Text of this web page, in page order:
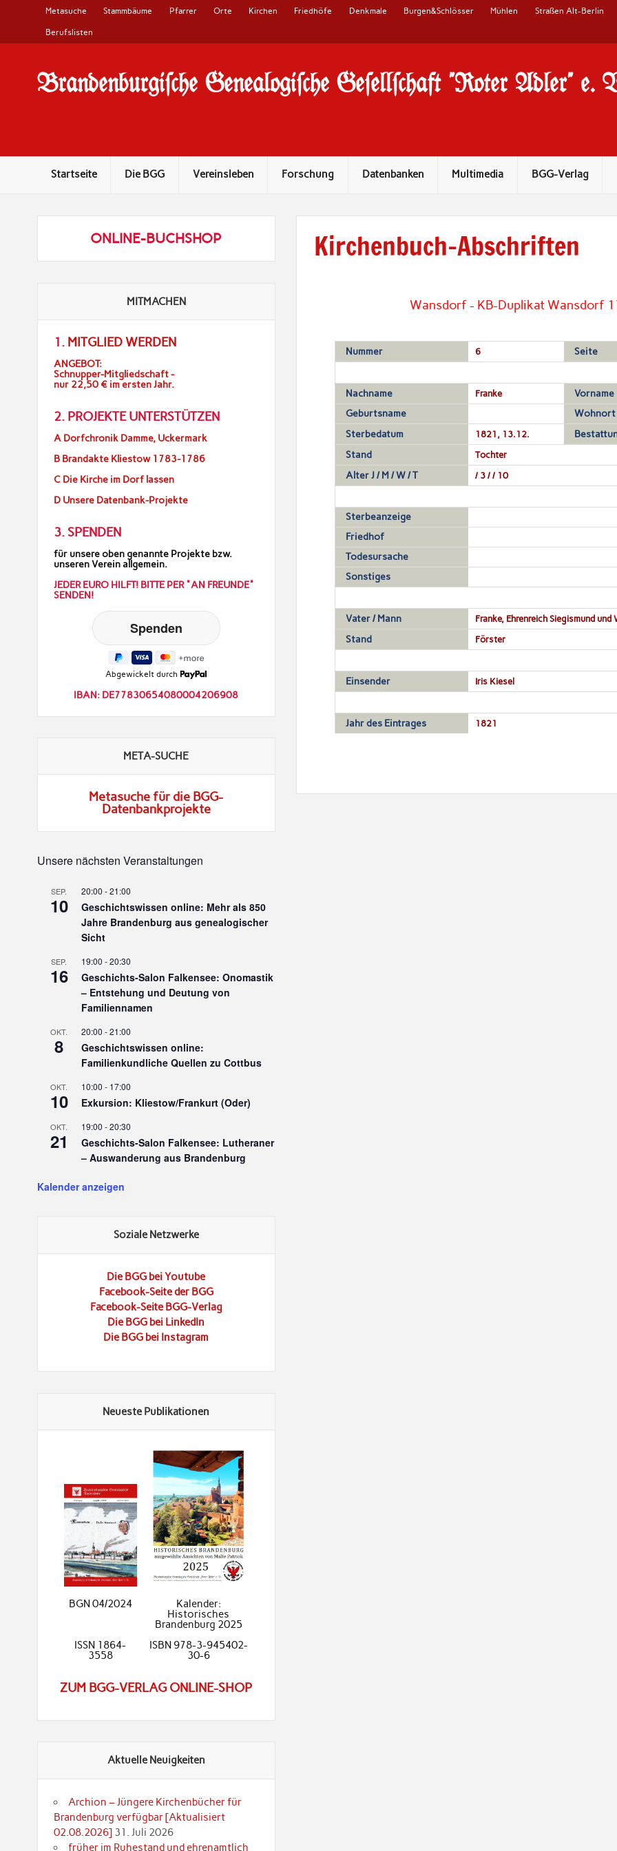
Metasuche Stammbäume Pfarrer Orte Kirchen Friedhöfe Denkmale Burgen&Schlösser Mühlen Straßen Alt-Berlin
Berufslisten
Brandenburgi#che Genealogi#che Ge#ell#chaft "Roter Adler" e.
Startseite Die BGG Vereinsleben Forschung Datenbanken Multimedia BGG-Verlag
Kirchenbuch-Abschriften
Wansdorf - KB-Duplikat Wansdorf
Nummer 6 Seite
Nachname Franke Vorname
Geburtsname
Wohnort
Sterbedatum
1821, 13.12.
Stand Tochter
Alter J / M / W / T / 3 / / 10
Sterbeanzeige
Friedhof
Todesursache
Sonstiges
Vater / Mann Franke, Ehrenreich Siegismund
Stand Förster
Einsender Iris Kiesel
Jahr des Eintrages 1821
ONLINE-BUCHSHOP
MITMACHEN
1. MITGLIED WERDEN
ANGEBOT:
Schnupper-Mitgliedschaft -
nur 22,50 € im ersten Jahr.
2. PROJEKTE UNTERSTÜTZEN
A Dorfchronik Damme, Uckermark
B Brandakte Kliestow 1783-1786
C Die Kirche im Dorf lassen
D Unsere Datenbank-Projekte
3. SPENDEN
für unsere oben genannte Projekte bzw.
unseren Verein allgemein.
JEDER EURO HILFT! BITTE PER "AN FREUNDE"
SENDEN!
Abgewickelt durch
IBAN: DE77830654080004206908
META-SUCHE
Metasuche für die BGG-
Datenbankprojekte
Unsere nächsten Veranstaltungen
SEP.
10
20:00 -21:00
Geschichtswissen online: Mehr als 850
Jahre Brandenburg aus genealogischer
Sicht
SEP.
16
19:00 -20:30
Geschichts-Salon Falkensee: Onomastik
– Entstehung und Deutung von
Familiennamen
OKT.
8
20:00 -21:00
Geschichtswissen online:
Familienkundliche Quellen zu Cottbus
OKT.
10
10:00 - 17:00
Exkursion: Kliestow/Frankurt (Oder)
OKT.
21
19:00 -20:30
Geschichts-Salon Falkensee: Lutheraner
– Auswanderung aus Brandenburg
Kalender anzeigen
Soziale Netzwerke
Die BGG bei Youtube
Facebook-Seite der BGG
Facebook-Seite BGG-Verlag
Die BGG bei LinkedIn
Die BGG bei Instagram
Neueste Publikationen
BGN 04/2024
Kalender:
Historisches
Brandenburg 2025
ISSN 1864-
3558
ISBN 978-3-945402-
30-6
ZUM BGG-VERLAG ONLINE-SHOP
Aktuelle Neuigkeiten
Archion – Jüngere Kirchenbücher für
Brandenburg verfügbar [Aktualisiert
02.08.2026] 31. Juli 2026
früher im Ruhestand und ehrenamtlich